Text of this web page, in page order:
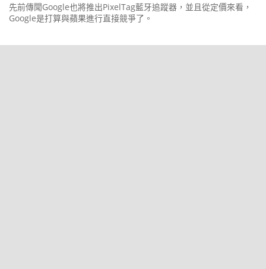
先前傳聞Google也將推出PixelTag藍牙追蹤器，並且從定價來看，
Google是打算與蘋果進行直接競爭了。